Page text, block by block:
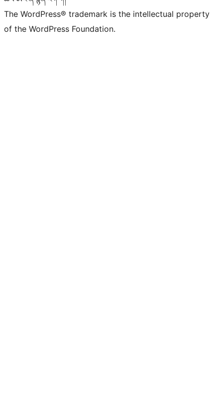
The WordPress® trademark is the intellectual property
of the WordPress Foundation.